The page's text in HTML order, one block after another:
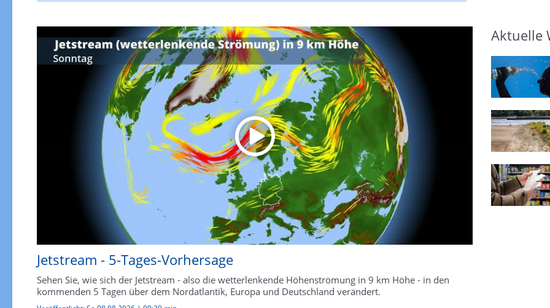
Jetstream - 5-Tages-Vorhersage
Sehen Sie, wie sich der Jetstream - also die wetterlenkende Höhenströmung in 9 km Höhe - in den
kommenden 5 Tagen über dem Nordatlantik, Europa und Deutschland verändert.
Aktuelle